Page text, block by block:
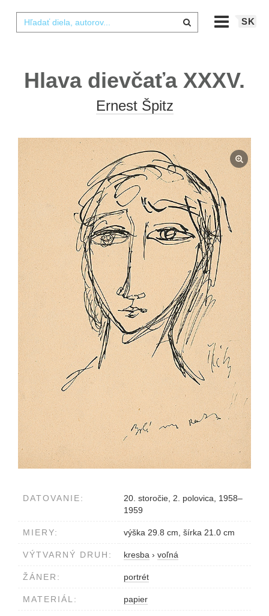
SK
Hlava dievčaťa XXXV.
Ernest Špitz
DATOVANIE:
20. storočie, 2. polovica, 1958–
1959
MIERY: výška 29.8 cm, šírka 21.0 cm
VÝTVARNÝ DRUH: kresba › voľná
ŽÁNER: portrét
MATERIÁL: papier